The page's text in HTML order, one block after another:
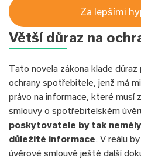
Za lepšími
Větší důraz na
Tato novela zákona klade
ochrany spotřebitele, jenž má
právo na informace, které musí
smlouvy o spotřebitelském
poskytovatele by tak
důležité informace. V reálu
úvěrové smlouvě ještě další